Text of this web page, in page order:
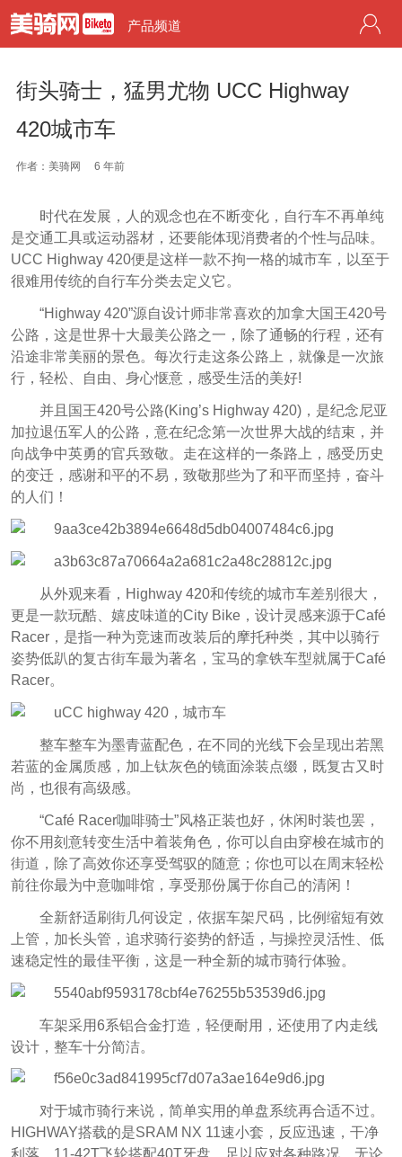
产品频道
街头骑士，猛男尤物 UCC Highway
420城市车
作者：美骑网 6 年前
时代在发展，人的观念也在不断变化，自行车不再单纯
是交通工具或运动器材，还要能体现消费者的个性与品味。
UCC Highway 420便是这样一款不拘一格的城市车，以至于
很难用传统的自行车分类去定义它。
“Highway 420”源自设计师非常喜欢的加拿大国王420号
公路，这是世界十大最美公路之一，除了通畅的行程，还有
沿途非常美丽的景色。每次行走这条公路上，就像是一次旅
行，轻松、自由、身心惬意，感受生活的美好!
并且国王420号公路(King’s Highway 420)，是纪念尼亚
加拉退伍军人的公路，意在纪念第一次世界大战的结束，并
向战争中英勇的官兵致敬。走在这样的一条路上，感受历史
的变迁，感谢和平的不易，致敬那些为了和平而坚持，奋斗
的人们！
从外观来看，Highway 420和传统的城市车差别很大，
更是一款玩酷、嬉皮味道的City Bike，设计灵感来源于Café
Racer，是指一种为竞速而改装后的摩托种类，其中以骑行
姿势低趴的复古街车最为著名，宝马的拿铁车型就属于Café
Racer。
整车整车为墨青蓝配色，在不同的光线下会呈现出若黑
若蓝的金属质感，加上钛灰色的镜面涂装点缀，既复古又时
尚，也很有高级感。
“Café Racer咖啡骑士”风格正装也好，休闲时装也罢，
你不用刻意转变生活中着装角色，你可以自由穿梭在城市的
街道，除了高效你还享受驾驭的随意；你也可以在周末轻松
前往你最为中意咖啡馆，享受那份属于你自己的清闲！
全新舒适刷街几何设定，依据车架尺码，比例缩短有效
上管，加长头管，追求骑行姿势的舒适，与操控灵活性、低
速稳定性的最佳平衡，这是一种全新的城市骑行体验。
车架采用6系铝合金打造，轻便耐用，还使用了内走线
设计，整车十分简洁。
对于城市骑行来说，简单实用的单盘系统再合适不过。
HIGHWAY搭载的是SRAM NX 11速小套，反应迅速，干净